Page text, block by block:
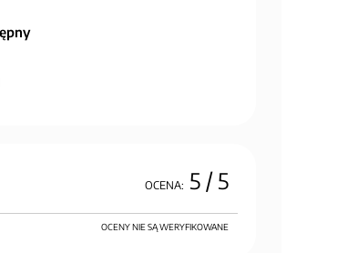
OCENA: 5/ 5
OCENY NIE SĄ WERYFIKOWANE